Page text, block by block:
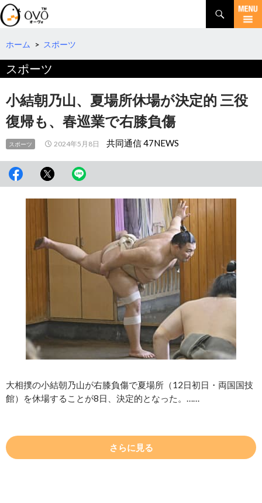
検
索
コ
テ
へ
動
ホーム > スポーツ
スポーツ
小結朝乃山、夏場所休場が決定的 三役
復帰も、春巡業で右膝負傷
スポーツ 2024年5月8日 共同通信 47NEWS
大相撲の小結朝乃山が右膝負傷で夏場所（12日初日・両国国技
館）を休場することが8日、決定的となった。……
さらに見る